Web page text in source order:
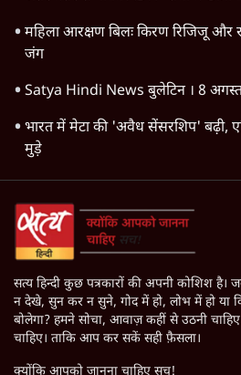
महिला आरक्षण बिलः किरण रिजिजू और
जंग
Satya Hindi News बुलेटिन । 8
भारत में मेटा की 'अवैध सेंसरशिप' बढ़ी,
मुड़े
सत्य हिन्दी कुछ पत्रकारों की अपनी कोशिश है।
न देखे, सुन कर न सुने, गोद में हो, लोभ में हो या
बोलेगा? हमने सोचा, आवाज़ कहीं से उठनी
चाहिए। ताकि आप कर सकें सही फ़ैसला।